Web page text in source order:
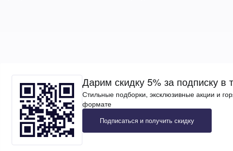
Дарим скидку 5% за подписку в
Стильные подборки, эксклюзивные акции и
формате
Подписаться и получить скидку